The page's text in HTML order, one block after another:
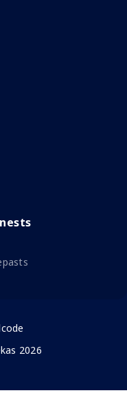
2026